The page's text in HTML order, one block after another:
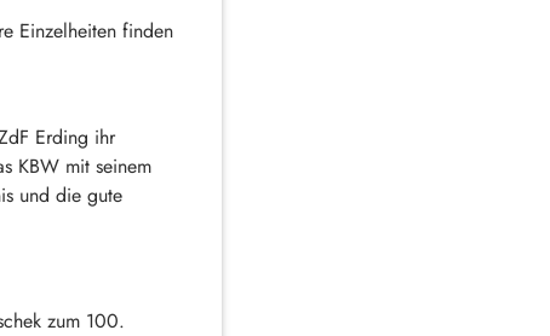
Einzelheiten finden
Erding ihr
KBW mit seinem
und die gute
zum 100.